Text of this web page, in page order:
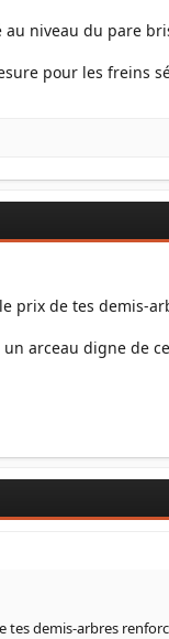
au niveau du pare
pour les freins
prix de tes demis-
arceau digne de
demis-arbres